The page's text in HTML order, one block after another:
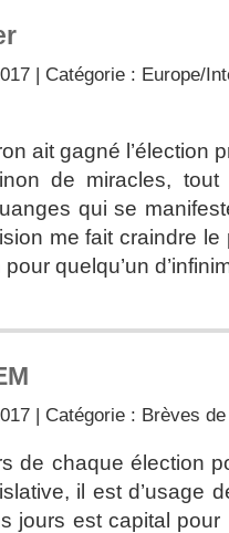
| Catégorie : Europe/
ait gagné l’élection
de miracles,
qui se
me fait craindre
quelqu’un
| Catégorie : Brèves
de chaque élection
il est d’usage
jours est capital